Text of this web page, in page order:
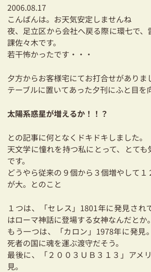
耐震対策も安心の家づ
リフォーム・リノベーションを
必見！土地からお探しの
お知らせ
採用情報
03-3334-0334
2006.08.17
こんばんは。お天気安定しませんね
夜、足立区から会社へ戻る際に環七で、
課佐々木です。
若干怖かったです・・・
夕方からお客様宅にてお打合せがありま
テーブルに置いてあった夕刊にふと目を
太陽系惑星が増えるか！！？
との記事に何となくドキドキしました。
天文学に憧れを持つ私にとって、とても
です。
どうやら従来の９個から３個増やして
が大。とのこと
１つは、「セレス」1801年に発見され
はローマ神話に登場する女神なんだとか。
もう一つは、「カロン」1978年に発見
死者の国に魂を運ぶ渡守だそう。
最後に、「２００３ＵＢ３１３」アメ
見。